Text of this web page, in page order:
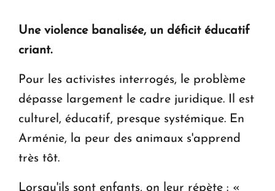
Une violence banalisée, un déficit éducatif
criant.
Pour les activistes interrogés, le problème
dépasse largement le cadre juridique. Il est
culturel, éducatif, presque systémique. En
Arménie, la peur des animaux s'apprend
très tôt.
Lorsqu'ils sont enfants, on leur répète : «